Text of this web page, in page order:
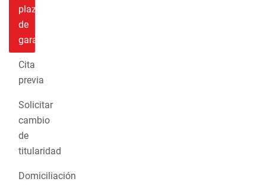
plaza
de
garaje
Cita
previa
Solicitar
cambio
de
titularidad
Domiciliación